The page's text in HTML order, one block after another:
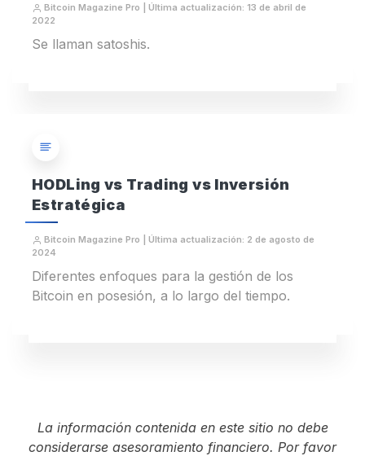
Bitcoin Magazine Pro | Última actualización: 13 de abril de
2022
Se llaman satoshis.
HODLing vs Trading vs Inversión
Estratégica
Bitcoin Magazine Pro | Última actualización: 2 de agosto de
2024
Diferentes enfoques para la gestión de los
Bitcoin en posesión, a lo largo del tiempo.
La información contenida en este sitio no debe
considerarse asesoramiento financiero. Por favor